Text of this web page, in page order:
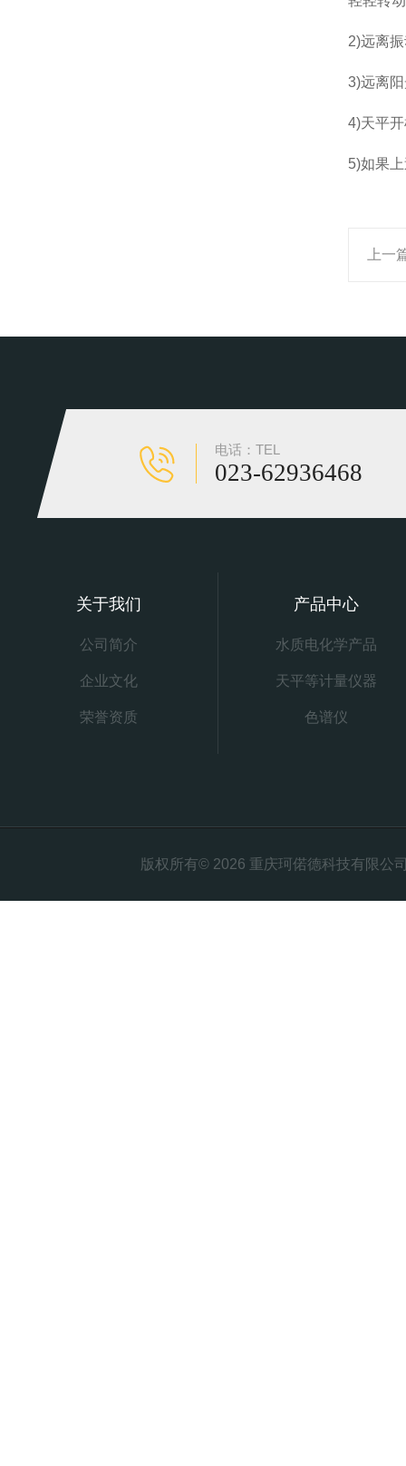
2)远离
3)远离
4)天平
5)如果
上一
电话：TEL
023-62936468
关于我们
公司简介
企业文化
荣誉资质
产品中心
水质电化学产品
天平等计量仪器
色谱仪
版权所有© 2026 重庆珂偌德科技有限